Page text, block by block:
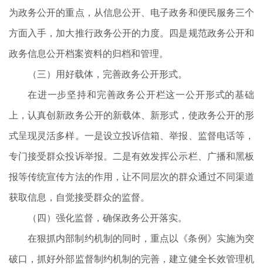
为政务公开的重点，从信息公开、电子政务和便民服务三个
方面入手，加大推行政务公开的力度。四是规范政务公开和
政务信息公开档案资料的归档和管理。
（三）用好载体，完善政务公开形式。
在进一步坚持和完善政务公开栏这一公开形式的基础
上，认真创新政务公开的新载体、新形式，使政务公开的形
式呈现灵活多样。一是设立投诉信箱、举报、监督电话等，
专门接受群众投诉举报。二是有效发挥公示栏、广播和黑板
报等传统宣传方法的作用，让不同层次的群众通过不同渠道
获取信息，自觉接受群众的监督。
（四）强化监督，确保政务公开落实。
在狠抓内部制约机制的同时，重点以《条例》实施为突
破口，抓好外部监督制约机制的完善，建立健全长效管理机